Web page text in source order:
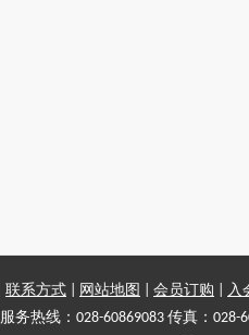
联系方式 网站地图 会员订购
入
服务热线：028-60869083 传真：028-